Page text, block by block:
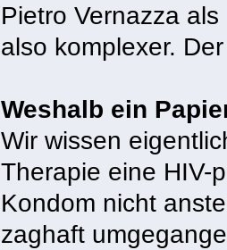
Pietro Vernazza
also komplexer.
Weshalb ein
Wir wissen
Therapie eine HIV-
Kondom nicht
zaghaft